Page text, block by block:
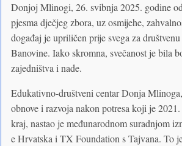
Donjoj Mlinogi, 26. svibnja 2025. godine
pjesma dječjeg zbora, uz osmijehe,
događaj je upriličen prije svega za
Banovine. Iako skromna, svečanost je bila
zajedništva i nade.
Edukativno-društveni centar Donja
obnove i razvoja nakon potresa koji je
kraj, nastao je međunarodnom suradnjom
e Hrvatska i TX Foundation s Tajvana. To